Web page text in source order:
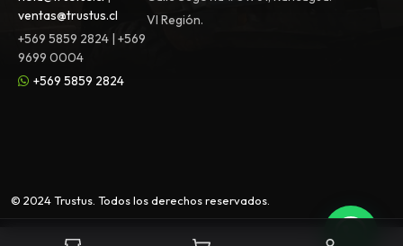
ventas@trustus.cl
+569 5859 2824 | +569
9699 0004
+569 5859 2824
VI Región.
© 2024 Trustus. Todos los derechos reservados.